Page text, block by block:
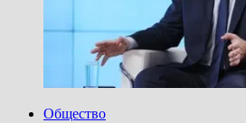
Общество